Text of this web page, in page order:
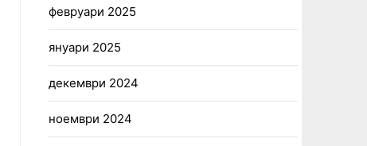
февруари 2025
януари 2025
декември 2024
ноември 2024